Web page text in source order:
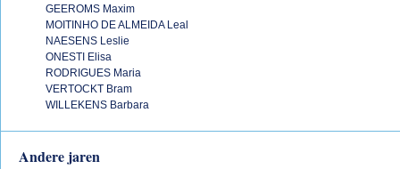
GEEROMS Maxim
MOITINHO DE ALMEIDA Leal
NAESENS Leslie
ONESTI Elisa
RODRIGUES Maria
VERTOCKT Bram
WILLEKENS Barbara
Andere jaren